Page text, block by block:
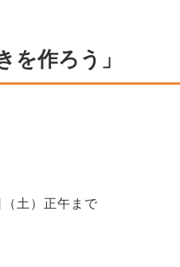
を作ろう」
土）正午まで